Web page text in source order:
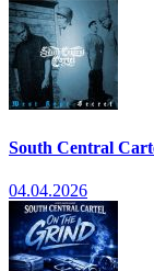
South Central
04.04.2026